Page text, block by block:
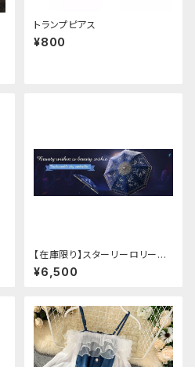
トランプピアス
¥800
【在庫限り】スターリーロリータ
アンブレラ
¥6,500